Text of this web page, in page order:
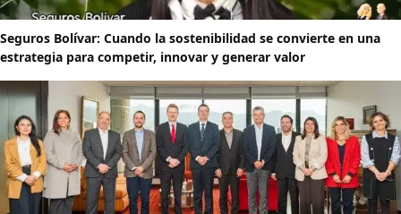
Seguros Bolívar: Cuando la sostenibilidad se convierte en una
estrategia para competir, innovar y generar valor